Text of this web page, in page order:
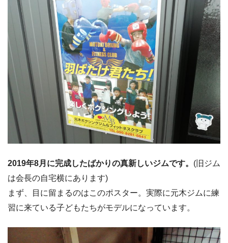
2019年8月に完成したばかりの真新しいジムです。 (旧ジム
は会長の自宅横にあります)
まず、目に留まるのはこのポスター。実際に元木ジムに練
習に来ている子どもたちがモデルになっています。